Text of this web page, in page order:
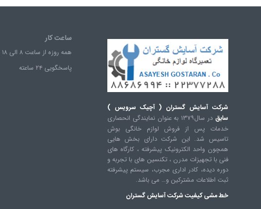
شرکت آسایش گستران ( آچیک سرویس )
سابق
در سال۱۳۷۹ به عنوان نمایندگی انحصاری
خدمات پس از فروش لوازم خانگی بوش
تاسیس شد. این شرکت دارای بخش هایی
همچون واحد الکترونیک پیشرفته ، کارگاه های
فنی با تجهیزات مدرن ، تکنسین های با تجربه و
دوره دیده، کادر اداری مجرب، سیستم پیشرفته
ثبت اطلاعات مشترکین و… می باشد.
خط مشی کیفیتشرکت آسایش گستران
ساعت کار
همه روزه از ساعت ۸ الی ۱۸ بعداظهر
پاسخگویی ۲۴ ساعته